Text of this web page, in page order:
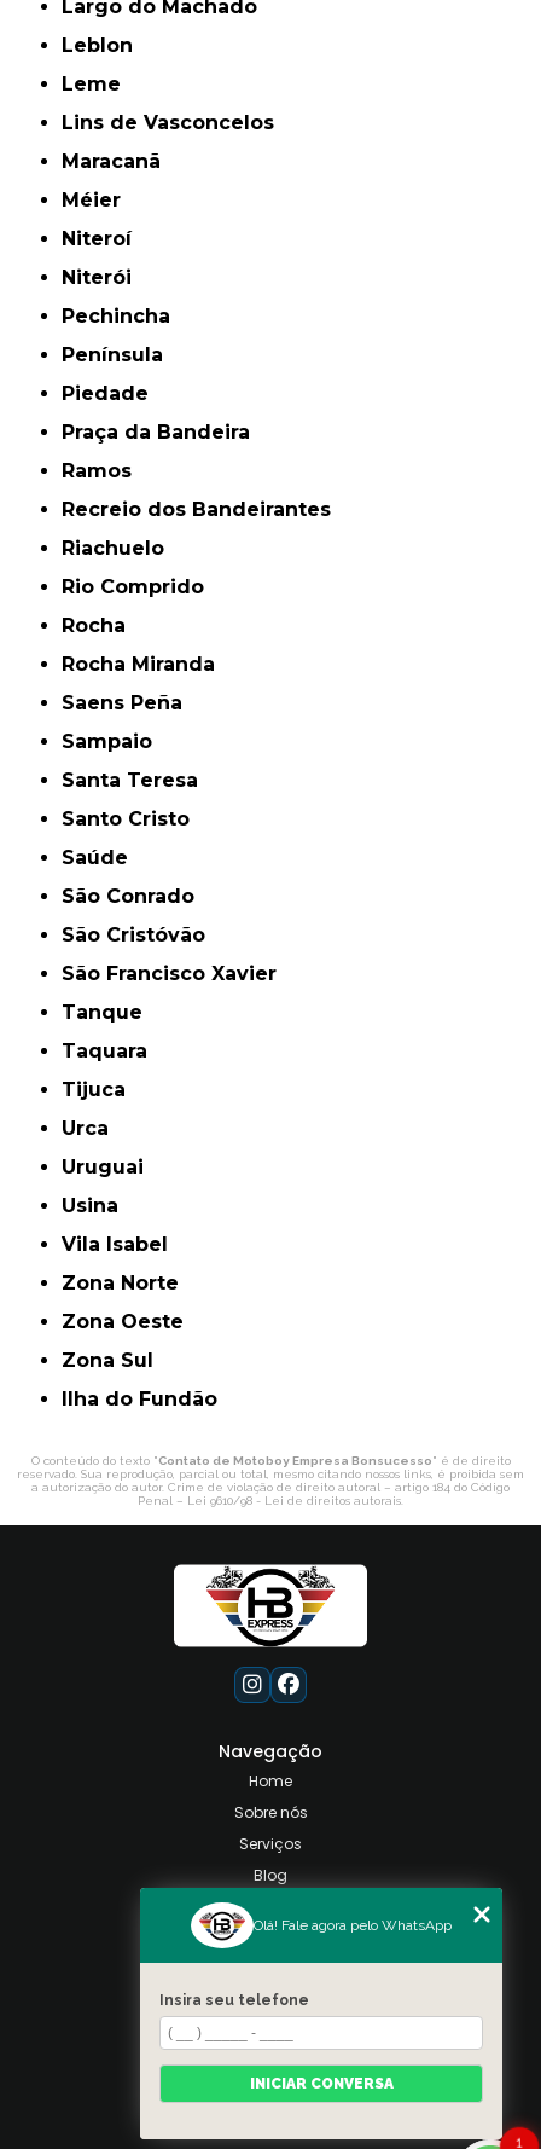
Largo do Machado
Leblon
Leme
Lins de Vasconcelos
Maracanã
Méier
Niteroí
Niterói
Pechincha
Península
Piedade
Praça da Bandeira
Ramos
Recreio dos Bandeirantes
Riachuelo
Rio Comprido
Rocha
Rocha Miranda
Saens Peña
Sampaio
Santa Teresa
Santo Cristo
Saúde
São Conrado
São Cristóvão
São Francisco Xavier
Tanque
Taquara
Tijuca
Urca
Uruguai
Usina
Vila Isabel
Zona Norte
Zona Oeste
Zona Sul
ilha do Fundão
O conteúdo do texto "Contato de Motoboy Empresa Bonsucesso" é de direito
reservado. Sua reprodução, parcial ou total, mesmo citando nossos links, é proibida sem
a autorização do autor. Crime de violação de direito autoral – artigo 184 do Código
Penal – Lei 9610/98 - Lei de direitos autorais
Navegação
Home
Sobre nós
Serviços
Blog
Categorias
Mapa do site
Contato
Taquara, Rio de Janeiro
(21) 98028-9557
1
Olá! Fale agora pelo WhatsApp
Insira seu telefone
INICIAR CONVERSA